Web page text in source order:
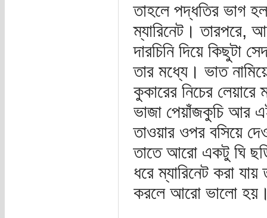
তাহলে পদ্ধতির ভাগ
ম্যারিনেট। তারপরে,
দারচিনি দিয়ে কিছুটা
তার মধ্যে। ভাত
কুকারের নিচের লেয়ারে
ভাজা পেয়াঁজকুচি আর
তাওয়ার ওপর বসিয়ে
তাতে আরো একটু ঘি
ধরে ম্যারিনেট করা
করলে আরো ভালো হয়।